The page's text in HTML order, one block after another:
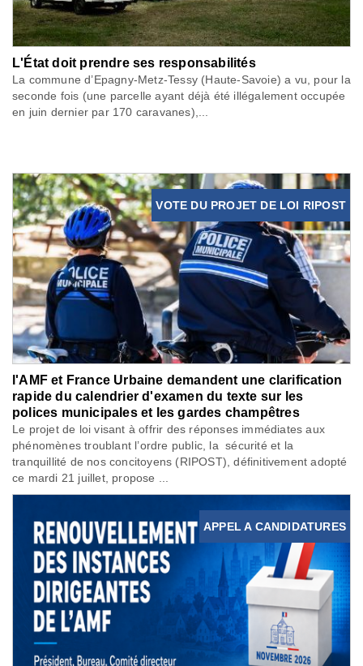
L'État doit prendre ses responsabilités
La commune d’Epagny-Metz-Tessy (Haute-Savoie) a vu, pour la
seconde fois (une parcelle ayant déjà été illégalement occupée
en juin dernier par 170 caravanes),...
VOTE DU PROJET DE LOI RIPOST
l'AMF et France Urbaine demandent une clarification
rapide du calendrier d'examen du texte sur les
polices municipales et les gardes champêtres
Le projet de loi visant à offrir des réponses immédiates aux
phénomènes troublant l’ordre public, la sécurité et la
tranquillité de nos concitoyens (RIPOST), définitivement adopté
ce mardi 21 juillet, propose ...
APPEL A CANDIDATURES